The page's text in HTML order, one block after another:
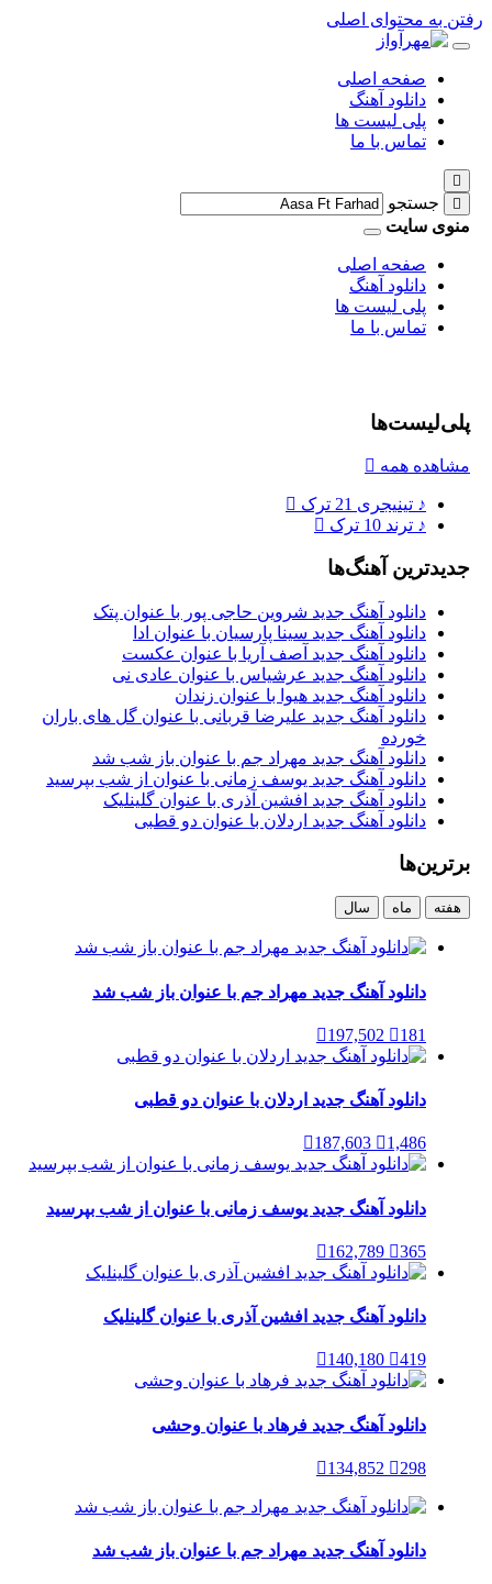
رفتن به محتوای اصلی
صفحه اصلی
دانلود آهنگ
پلی لیست ها
تماس با ما
جستجو
منوی سایت
صفحه اصلی
دانلود آهنگ
پلی لیست ها
تماس با ما
پلی‌لیست‌ها
مشاهده همه
♪ تینیجری 21 ترک
♪ ترند 10 ترک
جدیدترین آهنگ‌ها
دانلود آهنگ جدید شروین حاجی پور با عنوان پتک
دانلود آهنگ جدید سینا پارسیان با عنوان ادا
دانلود آهنگ جدید آصف آریا با عنوان عکست
دانلود آهنگ جدید عرشیاس با عنوان عادی نی
دانلود آهنگ جدید هیوا با عنوان زندان
دانلود آهنگ جدید علیرضا قربانی با عنوان گل های باران
خورده
دانلود آهنگ جدید مهراد جم با عنوان باز شب شد
دانلود آهنگ جدید یوسف زمانی با عنوان از شب بپرسید
دانلود آهنگ جدید افشین آذری با عنوان گلینلیک
دانلود آهنگ جدید اردلان با عنوان دو قطبی
برترین‌ها
هفته ماه سال
دانلود آهنگ جدید مهراد جم با عنوان باز شب شد
197,502 181
دانلود آهنگ جدید اردلان با عنوان دو قطبی
187,603 1,486
دانلود آهنگ جدید یوسف زمانی با عنوان از شب بپرسید
162,789 365
دانلود آهنگ جدید افشین آذری با عنوان گلینلیک
140,180 419
دانلود آهنگ جدید فرهاد با عنوان وحشی
134,852 298
دانلود آهنگ جدید مهراد جم با عنوان باز شب شد